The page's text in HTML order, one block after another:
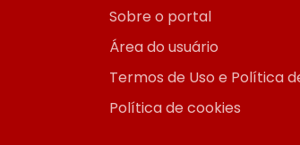
Sobre o portal
Área do usuário
Termos de Uso e Política
Política de cookies